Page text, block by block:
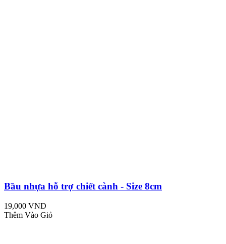
Bầu nhựa hỗ trợ chiết cành - Size 8cm
19,000 VND
Thêm Vào Giỏ